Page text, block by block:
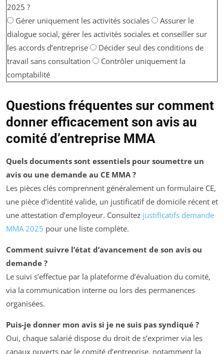
2025 ?
Gérer uniquement les activités sociales
Assurer le
dialogue social, gérer les activités sociales et conseiller sur
les accords d’entreprise
Décider seul des conditions de
travail sans consultation
Contrôler uniquement la
comptabilité
Questions fréquentes sur comment
donner efficacement son avis au
comité d’entreprise MMA
Quels documents sont essentiels pour soumettre un
avis ou une demande au CE MMA ?
Les pièces clés comprennent généralement un formulaire CE,
une pièce d’identité valide, un justificatif de domicile récent et
une attestation d’employeur. Consultez justificatifs demande
MMA 2025 pour une liste complète.
Comment suivre l’état d’avancement de son avis ou
demande ?
Le suivi s’effectue par la plateforme d’évaluation du comité,
via la communication interne ou lors des permanences
organisées.
Puis-je donner mon avis si je ne suis pas syndiqué ?
Oui, chaque salarié dispose du droit de s’exprimer via les
canaux ouverts par le comité d’entreprise, notamment la